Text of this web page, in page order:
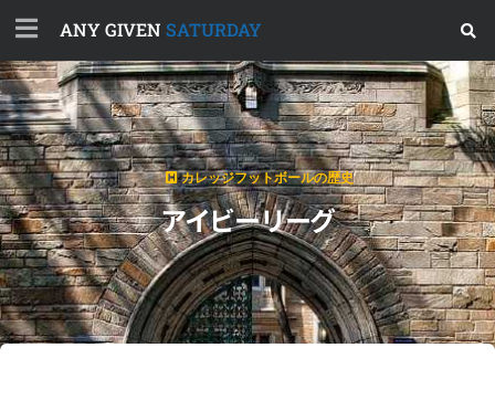
ANY GIVEN SATURDAY
カレッジフットボールの歴史
アイビーリーグ